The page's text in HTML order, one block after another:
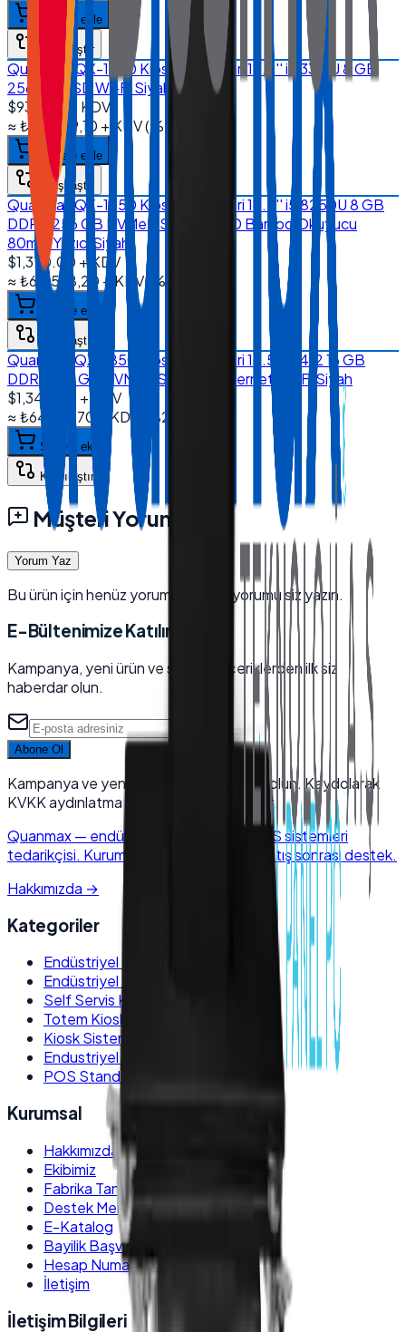
Sepete ekle
Karşılaştır
Quanmax QX-1850 Kiosk Sistemleri 18.5'' i5 3317U 8 GB
256 GB SSD Wi-Fi Siyah
$935.00 + KDV
≈₺44.749,10 + KDV(%
Sepete ekle
Karşılaştır
Quanmax QX-1850 Kiosk Sistemleri 18.5'' i5 8250U 8 GB
DDR4 256 GB NVMe SSD Wi-Fi 2D Barkod Okuyucu
80mm Yazıcı Siyah
$1,370.00 + KDV
≈₺65.568,20 + KDV(%
Sepete ekle
Karşılaştır
Quanmax QX-1850 Kiosk Sistemleri 18.5'' J6412 16 GB
DDR4 512 GB NVMe SSD Dual Ethernet Wi-Fi Siyah
$1,345.00
+ KDV
≈₺64.371,70 + KDV (%20
Sepete ekle
Karşılaştır
Müşteri Yorumları
Yorum Yaz
Bu ürün için henüz yorum yok — ilk yorumu siz yazın.
E-Bültenimize Katılın
Kampanya, yeni ürün ve sektörel içeriklerden ilk siz
haberdar olun.
Abone Ol
Kampanya ve yeni ürünlerden haberdar olun. Kaydolarak
KVKK aydınlatma metnini kabul edersiniz.
Quanmax— endüstriyel elektronik & POS sistemleri
tedarikçisi. Kurumsal kalite, hızlı kargo, satış sonrası destek.
Hakkımızda →
Kategoriler
Endüstriyel Panel PC
Endüstriyel Box PC
Self Servis Kiosk
Totem Kiosk
Kiosk Sistemleri
Endustriyel Monitörler
POS Stand ve Kiosk Ayakları
Kurumsal
Hakkımızda
Ekibimiz
Fabrika Tanıtım
Destek Merkezi
E-Katalog
Bayilik Başvurusu
Hesap Numaraları
İletişim
İletişim Bilgileri